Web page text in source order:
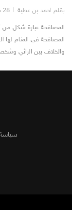
بقلم احمد بن عطية 28 فبراير، 2021
المصافحة عبارة شكل من
المصافحة في المنام لها
والخلاف بين الرائي